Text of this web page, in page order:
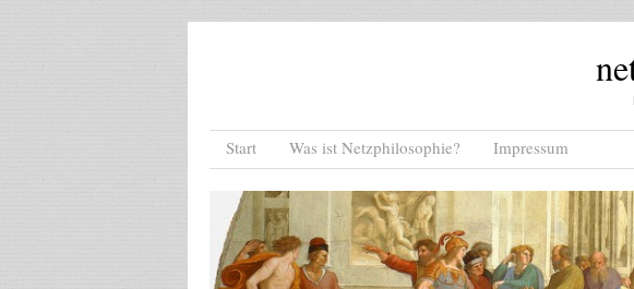
Menu
Skip to content
Start Was ist Netzphilosophie? Impressum